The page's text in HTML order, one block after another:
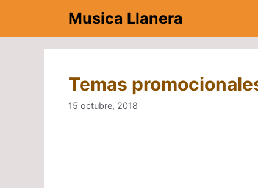
contenido
Musica Llanera
Temas
15 octubre, 2018